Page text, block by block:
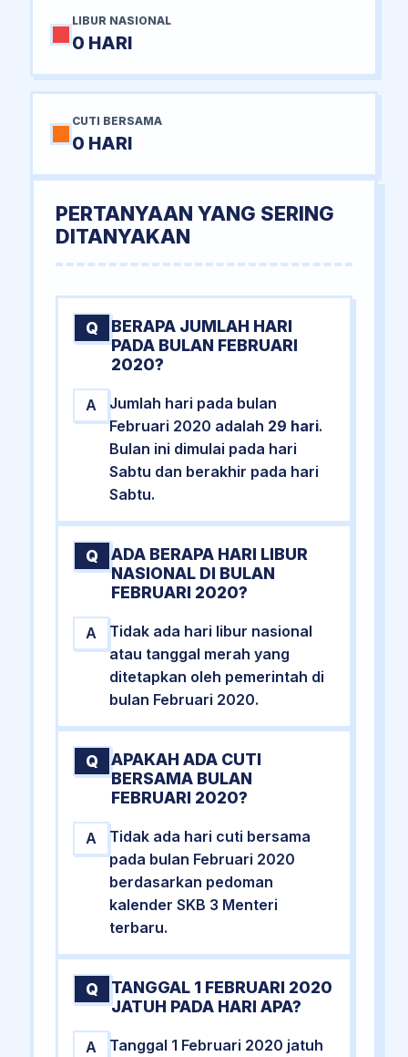
LIBUR NASIONAL
0 HARI
CUTI BERSAMA
0 HARI
PERTANYAAN YANG SERING
DITANYAKAN
Q
BERAPA JUMLAH HARI
PADA BULAN FEBRUARI
2020?
A
Jumlah hari pada bulan
Februari 2020 adalah 29 hari.
Bulan ini dimulai pada hari
Sabtu dan berakhir pada hari
Sabtu.
Q
ADA BERAPA HARI LIBUR
NASIONAL DI BULAN
FEBRUARI 2020?
A
Tidak ada hari libur nasional
atau tanggal merah yang
ditetapkan oleh pemerintah di
bulan Februari 2020.
Q
APAKAH ADA CUTI
BERSAMA BULAN
FEBRUARI 2020?
A
Tidak ada hari cuti bersama
pada bulan Februari 2020
berdasarkan pedoman
kalender SKB 3 Menteri
terbaru.
Q
TANGGAL 1 FEBRUARI 2020
JATUH PADA HARI APA?
A
Tanggal 1 Februari 2020 jatuh